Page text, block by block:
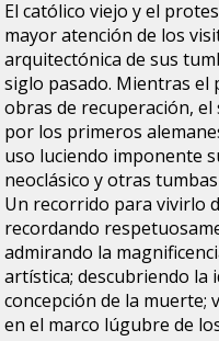
El católico viejo y el
mayor atención de los
arquitectónica de sus
siglo pasado. Mientras
obras de recuperación,
por los primeros
uso luciendo imponente
neoclásico y otras
Un recorrido para vivirlo
recordando
admirando la
artística; descubriendo la
concepción de la muerte;
en el marco lúgubre de